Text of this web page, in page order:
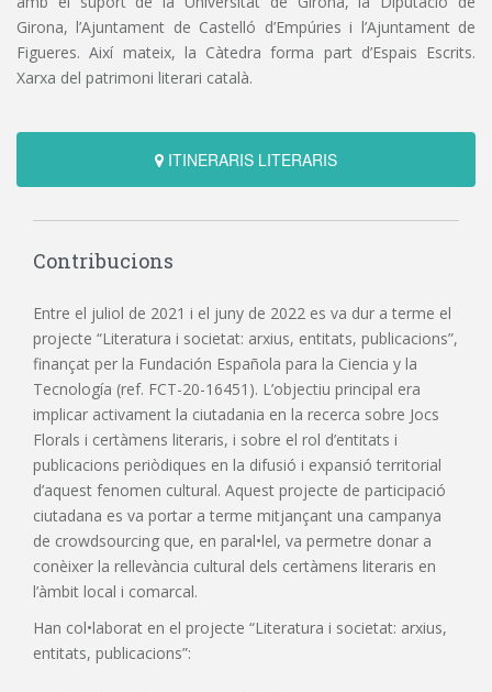
Girona, l’Ajuntament de Castelló d’Empúries i l’Ajuntament de
Figueres. Així mateix, la Càtedra forma part d’Espais Escrits.
Xarxa del patrimoni literari català.
ITINERARIS LITERARIS
Contribucions
Entre el juliol de 2021 i el juny de 2022 es va dur a terme el
projecte “Literatura i societat: arxius, entitats, publicacions”,
finançat per la Fundación Española para la Ciencia y la
Tecnología (ref. FCT-20-16451). L’objectiu principal era
implicar activament la ciutadania en la recerca sobre Jocs
Florals i certàmens literaris, i sobre el rol d’entitats i
publicacions periòdiques en la difusió i expansió territorial
d’aquest fenomen cultural. Aquest projecte de participació
ciutadana es va portar a terme mitjançant una campanya
de crowdsourcing que, en paral•lel, va permetre donar a
conèixer la rellevància cultural dels certàmens literaris en
l’àmbit local i comarcal.
Han col•laborat en el projecte “Literatura i societat: arxius,
entitats, publicacions”: